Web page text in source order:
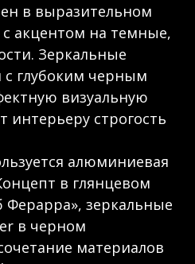
в выразительном
акцентом на темные,
Зеркальные
с глубоким черным
визуальную
интерьеру строгость
алюминиевая
в глянцевом
Ферарра», зеркальные
в черном
материалов